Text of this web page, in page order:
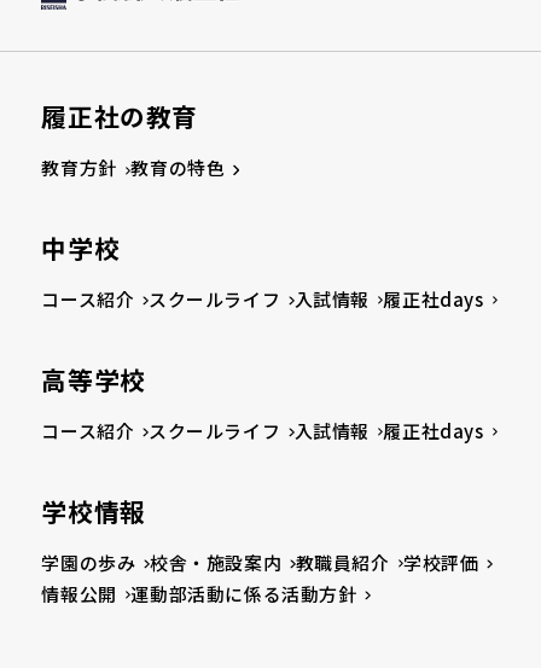
履正社の教育
教育方針 教育の特色
中学校
コース紹介 スクールライフ 入試情報 履正社days
高等学校
コース紹介 スクールライフ 入試情報 履正社days
学校情報
学園の歩み 校舎・施設案内 教職員紹介
学校評価
情報公開
運動部活動に係る活動方針